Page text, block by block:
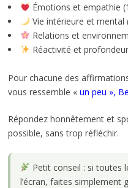
Émotions et empathie
Vie intérieure et mental
Relations et
Réactivité et
Pour chacune des
vous ressemble « un peu »,
Répondez honnêtement et
possible, sans trop réfléchir.
Petit conseil : si toutes
l’écran, faites simplement